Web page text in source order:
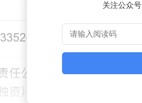
关注公众